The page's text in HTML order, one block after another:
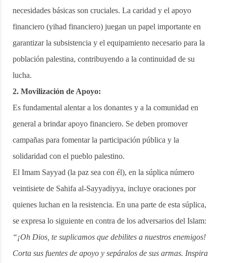
necesidades básicas son cruciales. La caridad y el apoyo
financiero (yihad financiero) juegan un papel importante en
garantizar la subsistencia y el equipamiento necesario para la
población palestina, contribuyendo a la continuidad de su
lucha.
2. Movilización de Apoyo:
Es fundamental alentar a los donantes y a la comunidad en
general a brindar apoyo financiero. Se deben promover
campañas para fomentar la participación pública y la
solidaridad con el pueblo palestino.
El Imam Sayyad (la paz sea con él), en la súplica número
veintisiete de Sahifa al-Sayyadiyya, incluye oraciones por
quienes luchan en la resistencia. En una parte de esta súplica,
se expresa lo siguiente en contra de los adversarios del Islam:
“¡Oh Dios, te suplicamos que debilites a nuestros enemigos!
Corta sus fuentes de apoyo y sepáralos de sus armas. Inspira